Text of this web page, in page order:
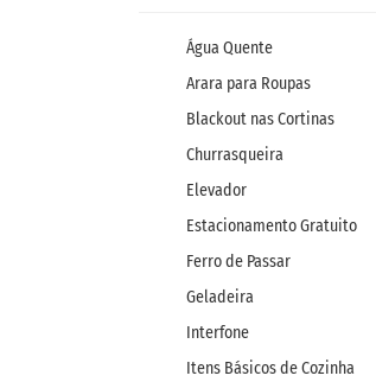
Água Quente
Arara para Roupas
Blackout nas Cortinas
Churrasqueira
Elevador
Estacionamento Gratuito
Ferro de Passar
Geladeira
Interfone
Itens Básicos de Cozinha